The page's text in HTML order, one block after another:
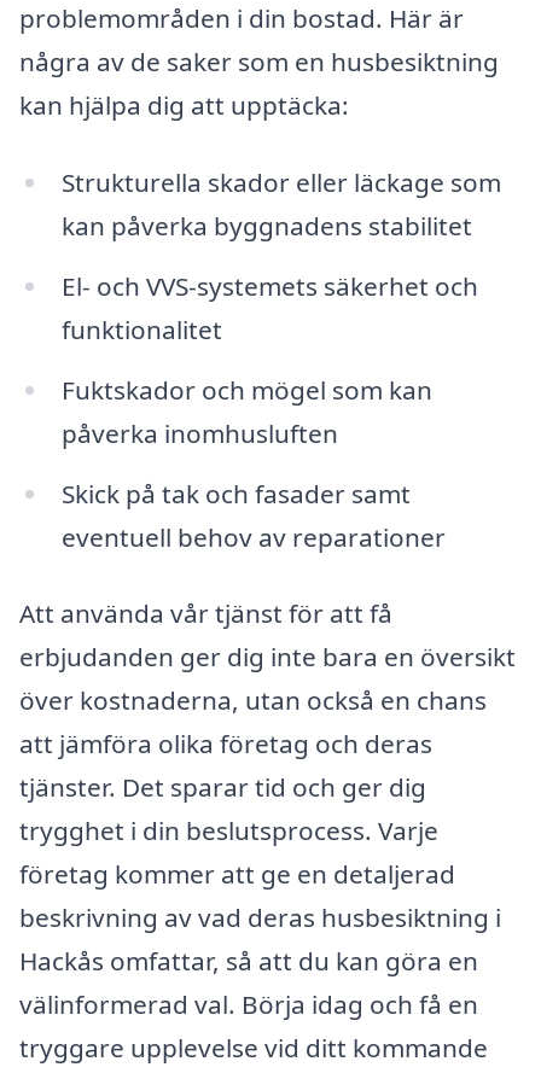
problemområden i din bostad. Här är
några av de saker som en husbesiktning
kan hjälpa dig att upptäcka:
Strukturella skador eller läckage som
kan påverka byggnadens stabilitet
El- och VVS-systemets säkerhet och
funktionalitet
Fuktskador och mögel som kan
påverka inomhusluften
Skick på tak och fasader samt
eventuell behov av reparationer
Att använda vår tjänst för att få
erbjudanden ger dig inte bara en översikt
över kostnaderna, utan också en chans
att jämföra olika företag och deras
tjänster. Det sparar tid och ger dig
trygghet i din beslutsprocess. Varje
företag kommer att ge en detaljerad
beskrivning av vad deras husbesiktning i
Hackås omfattar, så att du kan göra en
välinformerad val. Börja idag och få en
tryggare upplevelse vid ditt kommande